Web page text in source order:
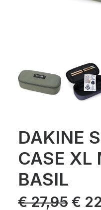
DAKINE
CASE XL
BASIL
€27,95 Le
€